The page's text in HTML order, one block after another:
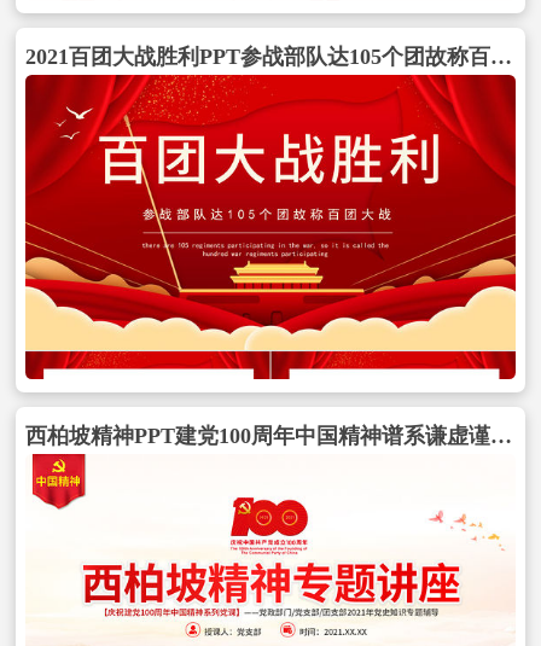
2021百团大战胜利PPT参战部队达105个团故称百团大战动态PPT模板包含
西柏坡精神PPT建党100周年中国精神谱系谦虚谨慎艰苦奋斗敢于斗争敢于胜利依靠群众团结统一两个务必党建专题党课包含